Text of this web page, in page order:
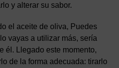
y alterar su sabor.
el aceite de oliva, Puedes
vayas a utilizar más, sería
él. Llegado este momento,
de la forma adecuada: tirarlo